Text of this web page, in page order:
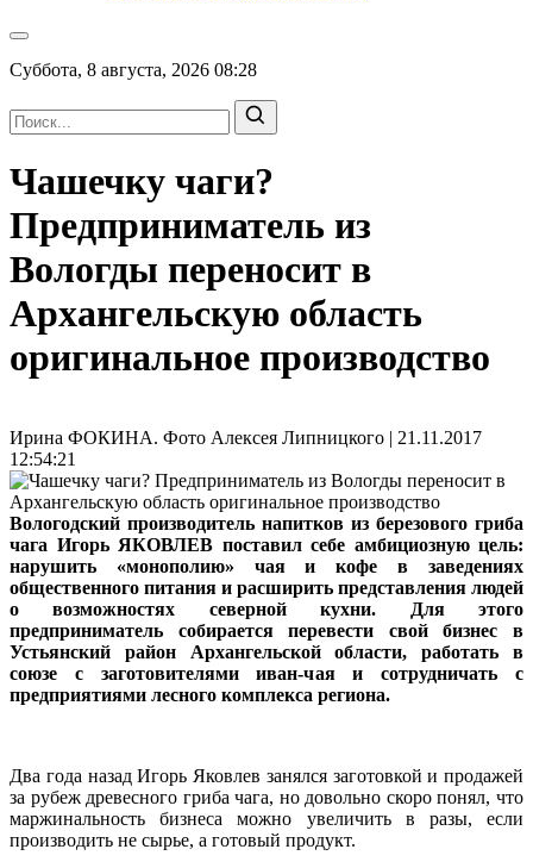
Суббота, 8 августа, 2026 08:28
Чашечку чаги?
Предприниматель из
Вологды переносит в
Архангельскую область
оригинальное производство
Ирина ФОКИНА. Фото Алексея Липницкого | 21.11.2017
12:54:21
Вологодский производитель напитков из березового гриба
чага Игорь ЯКОВЛЕВ поставил себе амбициозную цель:
нарушить «монополию» чая и кофе в заведениях
общественного питания и расширить представления людей
о возможностях северной кухни. Для этого
предприниматель собирается перевести свой бизнес в
Устьянский район Архангельской области, работать в
союзе с заготовителями иван-чая и сотрудничать с
предприятиями лесного комплекса региона.
Два года назад Игорь Яковлев занялся заготовкой и продажей
за рубеж древесного гриба чага, но довольно скоро понял, что
маржинальность бизнеса можно увеличить в разы, если
производить не сырье, а готовый продукт.